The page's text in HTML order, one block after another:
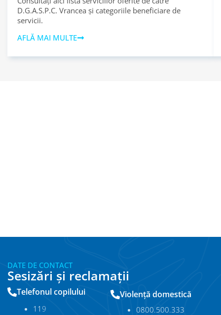
D.G.A.S.P.C. Vrancea și categoriile beneficiare de
servicii.
AFLĂ MAI MULTE
DATE DE CONTACT
Sesizări și reclamații
Telefonul copilului
11 9
Violență domestică
0800.500.333